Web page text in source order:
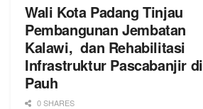
Wali Kota Padang Tinjau
Pembangunan Jembatan
Kalawi, dan Rehabilitasi
Infrastruktur Pascabanjir di
Pauh
0 SHARES